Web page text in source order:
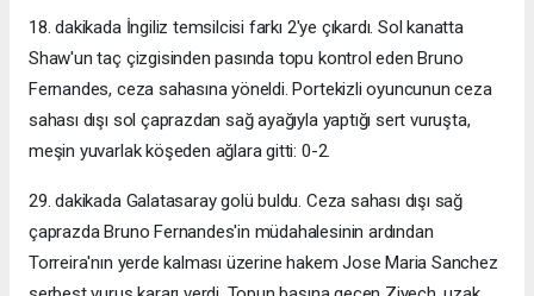
18. dakikada İngiliz temsilcisi farkı 2'ye çıkardı. Sol kanatta
Shaw'un taç çizgisinden pasında topu kontrol eden Bruno
Fernandes, ceza sahasına yöneldi. Portekizli oyuncunun ceza
sahası dışı sol çaprazdan sağ ayağıyla yaptığı sert vuruşta,
meşin yuvarlak köşeden ağlara gitti: 0-2.
29. dakikada Galatasaray golü buldu. Ceza sahası dışı sağ
çaprazda Bruno Fernandes'in müdahalesinin ardından
Torreira'nın yerde kalması üzerine hakem Jose Maria Sanchez